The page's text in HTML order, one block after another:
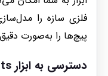
فلزی سازه را
پیچ‌ها را به‌صورت
دسترسی به ابزار Bolts در رویت